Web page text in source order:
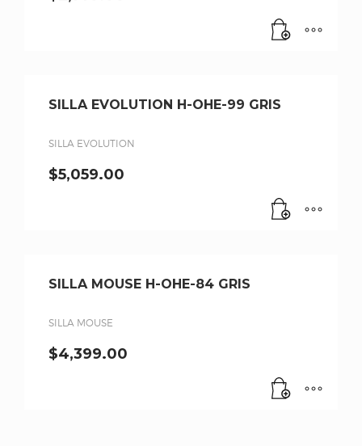
SILLA EVOLUTION H-OHE-99 GRIS
SILLA EVOLUTION
$5,059.00
SILLA MOUSE H-OHE-84 GRIS
SILLA MOUSE
$4,399.00